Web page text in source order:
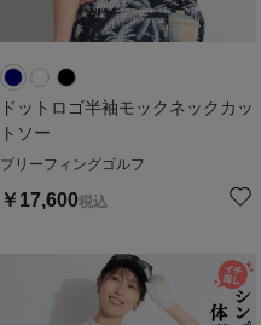
ドットロゴ半袖モックネックカッ
トソー
ブリーフィングゴルフ
￥ 17,600税込